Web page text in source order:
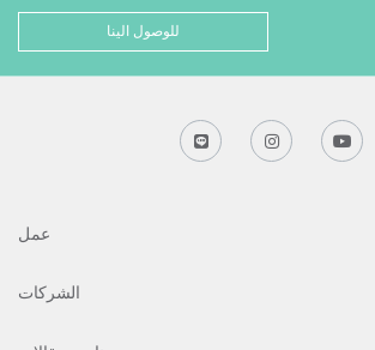
للوصول الينا
عمل
الشركات